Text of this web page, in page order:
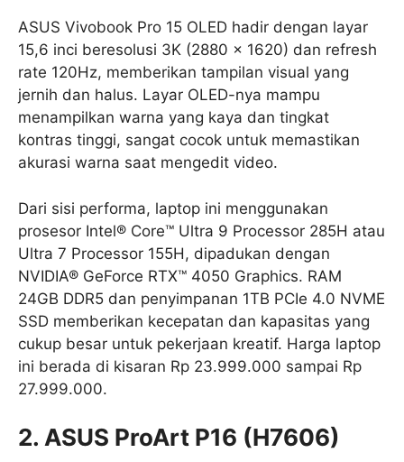
ASUS Vivobook Pro 15 OLED hadir dengan layar
15,6 inci beresolusi 3K (2880 x 1620) dan refresh
rate 120Hz, memberikan tampilan visual yang
jernih dan halus. Layar OLED-nya mampu
menampilkan warna yang kaya dan tingkat
kontras tinggi, sangat cocok untuk memastikan
akurasi warna saat mengedit video.
Dari sisi performa, laptop ini menggunakan
prosesor Intel® Core™ Ultra 9 Processor 285H atau
Ultra 7 Processor 155H, dipadukan dengan
NVIDIA® GeForce RTX™ 4050 Graphics. RAM
24GB DDR5 dan penyimpanan 1TB PCIe 4.0 NVME
SSD memberikan kecepatan dan kapasitas yang
cukup besar untuk pekerjaan kreatif. Harga laptop
ini berada di kisaran Rp 23.999.000 sampai Rp
27.999.000.
2. ASUS ProArt P16 (H7606)